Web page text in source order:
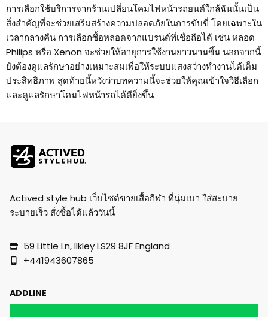
การเลือกใช้บริการจากร้านเปลี่ยนโคมไฟหน้ารถยนต์ใกล้ฉันนั้นเป็น
สิ่งสำคัญที่จะช่วยเสริมสร้างความปลอดภัยในการขับขี่ โดยเฉพาะใน
เวลากลางคืน การเลือกซื้อหลอดจากแบรนด์ที่เชื่อถือได้ เช่น หลอด
Philips หรือ Xenon จะช่วยให้อายุการใช้งานยาวนานขึ้น นอกจากนี้
ยังต้องดูแลรักษาอย่างเหมาะสมเพื่อให้ระบบแสงสว่างทำงานได้เต็ม
ประสิทธิภาพ สุดท้ายนี้หวังว่าบทความนี้จะช่วยให้คุณเข้าใจวิธีเลือก
และดูแลรักษาโคมไฟหน้ารถได้ดียิ่งขึ้น
Actived style hub เว็บไซต์ขายเสื้อกีฬา ที่นุ่มเบา ใส่สะบาย
ระบายเร็ว สั่งซื้อได้แล้ววันนี้
59 Little Ln, Ilkley LS29 8JF England
+441943607865
ADDLINE